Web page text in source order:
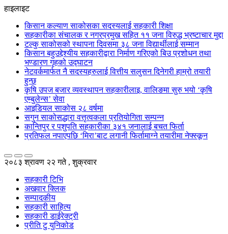
हाइलाइट
किसान कल्याण साकोसका सदस्यलाई सहकारी शिक्षा
सहकारीका संचालक र नगरप्रमुख सहित ११ जना विरुद्ध भ्रष्टाचार मुद्दा
टल्कु साकोसको स्थापना दिवसमा ३८ जना विद्यार्थीलाई सम्मान
किसान बहुउद्देश्यीय सहकारीद्वारा निर्माण गरिएको बिउ प्रशोधन तथा
भण्डारण गृहको उद्घाटन
नेटवर्कमार्फत नै सदस्यहरुलाई वित्तीय सलुसन दिनेगरी हाम्रो तयारी
हुन्छ
कृषि उपज बजार व्यवस्थापन सहकारीलाइ, वालिङमा सुरु भयो ‘कृषि
एम्बुलेन्स’ सेवा
आइडियल साकोस २८ वर्षमा
सगुन साकोसद्धारा वत्तृत्वकला प्रतियोगिता सम्पन्न
कान्तिपुर र पशुपति सहकारीका ३४१ जनालाई बचत फिर्ता
प्रतिफल नपाएपछि ‘मिरा’बाट लगानी फिर्तामाग्ने तयारीमा नेफ्स्कून
२०८३ श्रावण २२ गते , शुक्रवार
सहकारी टिभि
अखवार क्लिक
सम्पादकीय
सहकारी साहित्य
सहकारी डाईरेक्ट्री
प्रीति टु युनिकोड